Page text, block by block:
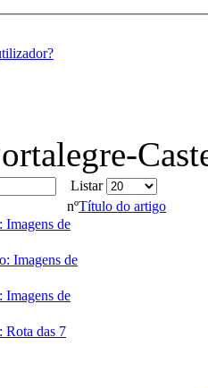
Listar
nºTítulo do artigo
Imagens de
Imagens de
Imagens de
Rota das 7